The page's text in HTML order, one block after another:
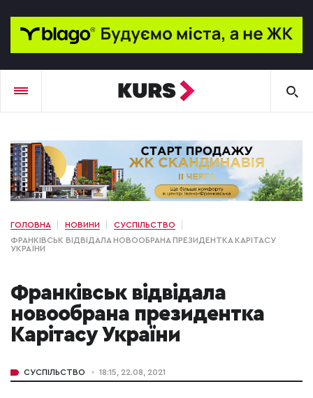
ГОЛОВНА НОВИНИ
СУСПІЛЬСТВО
ФРАНКІВСЬК ВІДВІДАЛА НОВООБРАНА ПРЕЗИДЕНТКА КАРІТАСУ
УКРАЇНИ
Франківськ відвідала
новообрана президентка
Карітасу України
СУСПІЛЬСТВО 18:15, 22.08, 2021